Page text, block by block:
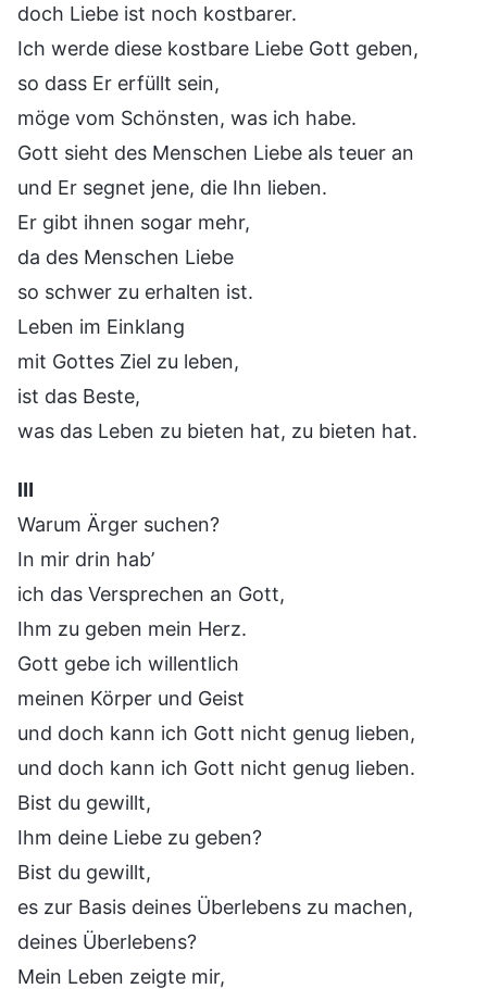
doch Liebe ist noch kostbarer.
Ich werde diese kostbare Liebe Gott geben,
so dass Er erfüllt sein,
möge vom Schönsten, was ich habe.
Gott sieht des Menschen Liebe als teuer an
und Er segnet jene, die Ihn lieben.
Er gibt ihnen sogar mehr,
da des Menschen Liebe
so schwer zu erhalten ist.
Leben im Einklang
mit Gottes Ziel zu leben,
ist das Beste,
was das Leben zu bieten hat, zu bieten hat.
Ⅲ
Warum Ärger suchen?
In mir drin hab’
ich das Versprechen an Gott,
Ihm zu geben mein Herz.
Gott gebe ich willentlich
meinen Körper und Geist
und doch kann ich Gott nicht genug lieben,
und doch kann ich Gott nicht genug lieben.
Bist du gewillt,
Ihm deine Liebe zu geben?
Bist du gewillt,
es zur Basis deines Überlebens zu machen,
deines Überlebens?
Mein Leben zeigte mir,